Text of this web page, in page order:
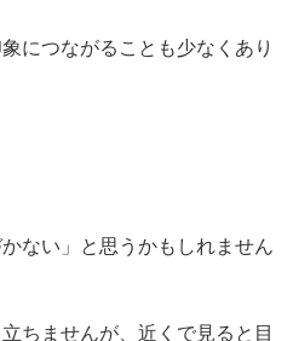
につながることも少なくあり
ない」と思うかもしれません
ちませんが、近くで見ると目